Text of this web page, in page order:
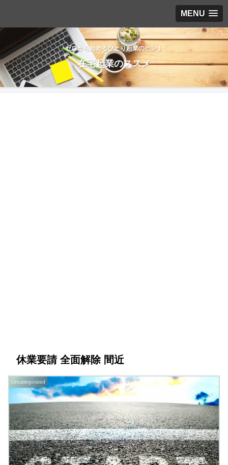
MENU
ゼロから始めるひとり起業のヒント
在宅起業のススメ
休業要請 全面解除 間近
Uncategorized